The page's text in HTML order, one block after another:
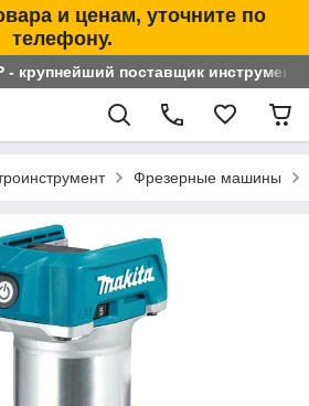
и ценам, уточните по
телефону.
- крупнейший поставщик
Фрезерные машины